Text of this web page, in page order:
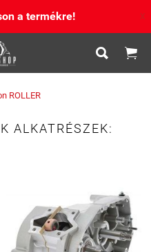
a termékre! X
 
ROLLER
ALKATRÉSZEK: